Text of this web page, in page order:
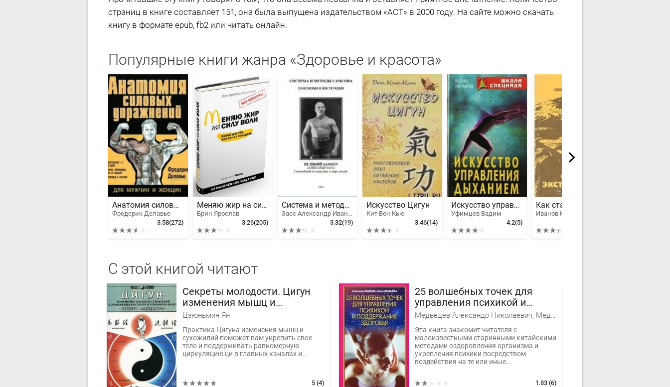
страниц в книге составляет 151, она была выпущена издательством «АСТ» в 2000 году. На сайте можно скачать
книгу в формате epub, fb2 или читать онлайн.
Популярные книги жанра «Здоровье и красота»
Анатомия силовых упражнений
Фредерик Делавье
3.58(272)
Меняю жир на силу воли
Брин Ярослав
3.26(205)
Система и методы Самсона. Пояснения и инструкции
Засс Александр Иванович
3.32(19)
Искусство Цигун
Кит Вон Кью
3.46(14)
Искусство управления дыханием
Уфимцев Вадим
4.2(5)
С этой книгой читают
Секреты молодости. Цигун
изменения мышц и
сухожилий. Цигун
промывания костного и
головного мозга
Цзюньмин Ян
Практика Цигуна изменения мышц и
сухожилий поможет вам укрепить свое
тело и поддерживать равномерную
циркуляцию ци в главных каналах и...
5 (4)
25 волшебных точек для
управления психикой и
поддержания здоровья
Медведев Александр Николаевич, Медведева Ирина Борисовна
Эта книга знакомит читателя с
малоизвестными старинными китайскими
методами оздоровления организма и
укрепления психики посредством
воздействия на те или иные...
1.83(6)